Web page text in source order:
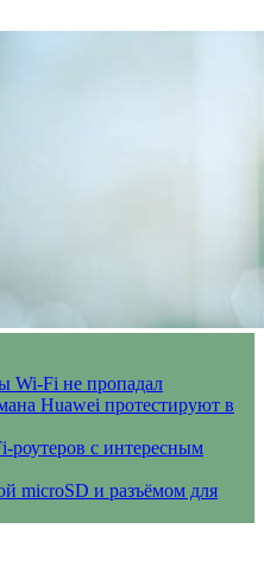
Wi-Fi не пропадал
Huawei протестируют в
роутеров с интересным
microSD и разъёмом для